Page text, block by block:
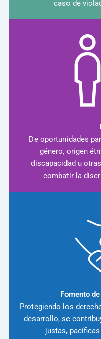
caso de
De oportunidades
género, origen
discapacidad u
combatir la
Fomento
Protegiendo los
desarrollo, se
justas,